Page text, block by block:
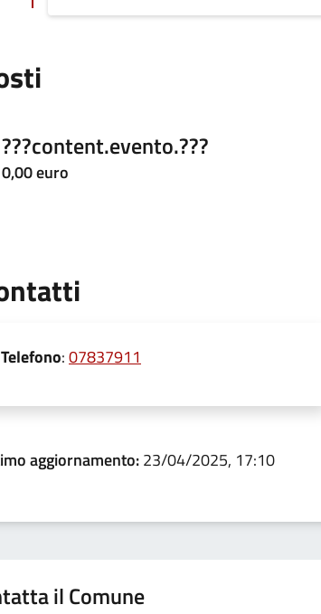
???content.evento.???
0,00 euro
Telefono:07837911
aggiornamento:23/04/2025, 17:10
il Comune